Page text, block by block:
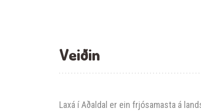
Veiðin
Laxá í Aðaldal er ein frjósamasta á